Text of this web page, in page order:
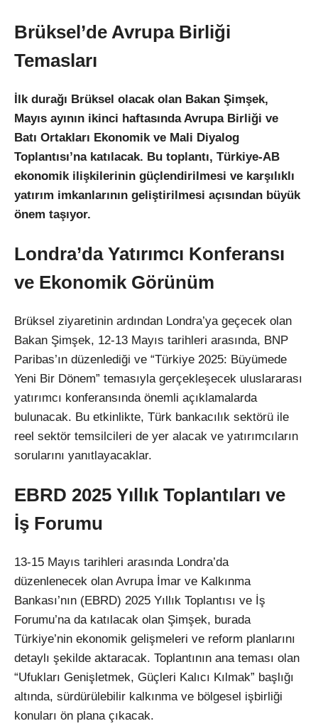
Brüksel’de Avrupa Birliği
Temasları
İlk durağı Brüksel olacak olan Bakan Şimşek,
Mayıs ayının ikinci haftasında Avrupa Birliği ve
Batı Ortakları Ekonomik ve Mali Diyalog
Toplantısı’na katılacak. Bu toplantı, Türkiye-AB
ekonomik ilişkilerinin güçlendirilmesi ve karşılıklı
yatırım imkanlarının geliştirilmesi açısından büyük
önem taşıyor.
Londra’da Yatırımcı Konferansı
ve Ekonomik Görünüm
Brüksel ziyaretinin ardından Londra’ya geçecek olan
Bakan Şimşek, 12-13 Mayıs tarihleri arasında, BNP
Paribas’ın düzenlediği ve “Türkiye 2025: Büyümede
Yeni Bir Dönem” temasıyla gerçekleşecek uluslararası
yatırımcı konferansında önemli açıklamalarda
bulunacak. Bu etkinlikte, Türk bankacılık sektörü ile
reel sektör temsilcileri de yer alacak ve yatırımcıların
sorularını yanıtlayacaklar.
EBRD 2025 Yıllık Toplantıları ve
İş Forumu
13-15 Mayıs tarihleri arasında Londra’da
düzenlenecek olan Avrupa İmar ve Kalkınma
Bankası’nın (EBRD) 2025 Yıllık Toplantısı ve İş
Forumu’na da katılacak olan Şimşek, burada
Türkiye’nin ekonomik gelişmeleri ve reform planlarını
detaylı şekilde aktaracak. Toplantının ana teması olan
“Ufukları Genişletmek, Güçleri Kalıcı Kılmak” başlığı
altında, sürdürülebilir kalkınma ve bölgesel işbirliği
konuları ön plana çıkacak.